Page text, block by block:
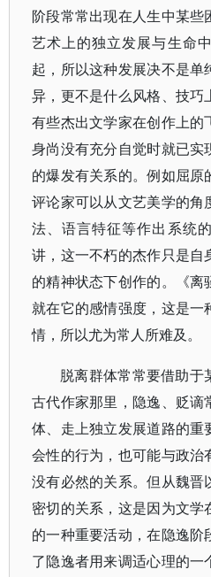
阶段常常出现在人生中某些
艺术上的独立发展与生命
起，所以这种发展决不是单
异，更不是什么风格、技
有些杰出文学家在创作上的
身尚没有充分自觉时就已
的爆发有关系的。例如屈原
评论家可以从文艺美学的
法、语言特征等作出系统
讲，这一不朽的杰作只是
的精神状态下创作的。《离
就在它的感情强度，这是
情，所以尤为常人所难及。
脱离群体常常要借助于
古代作家那里，隐逸、贬
体、走上独立发展道路的重
会性的行为，也可能与政治
没有必然的关系。但从魏晋
密切的关系，这是因为文
的一种重要活动，在隐逸
了隐逸者用来调适心理的一